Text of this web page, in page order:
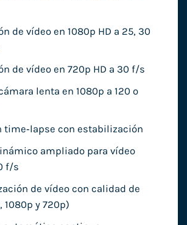
de vídeo en 1080p HD a 25, 30
de vídeo en 720p HD a 30 f/s
lenta en 1080p a 120 o
time‑lapse con estabili­zación
ampliado para vídeo
f/s
de vídeo con calidad de
1080p y 720p)